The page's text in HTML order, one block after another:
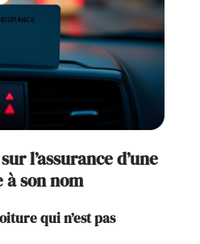
l’assurance d’une
son nom
qui n’est pas